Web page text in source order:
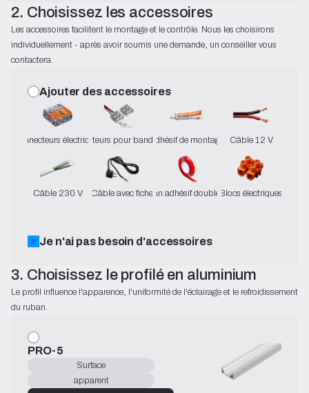
2. Choisissez les accessoires
Les accessoires facilitent le montage et le contrôle. Nous les choisirons
individuellement - après avoir soumis une demande, un conseiller vous
contactera.
Ajouter des accessoires
Connecteurs électriquesConnecteurs pour bandes LEDAdhésif de montage Câble 12 V
Câble 230 V Câble avec ficheRuban adhésif double faceBlocs électriques
Je n'ai pas besoin d'accessoires
3. Choisissez le profilé en aluminium
Le profil influence l'apparence, l'uniformité de l'éclairage et le refroidissement
du ruban.
PRO-5
Surface
apparent